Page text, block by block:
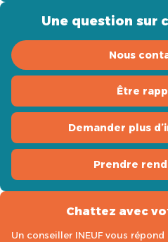
Une question sur
Nous
Être
Demander plus
Prendre
Chattez avec
Un conseiller INEUF vous